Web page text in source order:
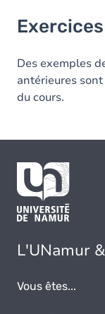
Exercices
Des exemples
antérieures
du cours.
L'UNamur
Vous êtes...